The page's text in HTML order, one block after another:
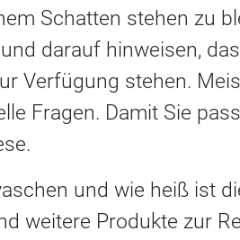
Schatten stehen zu
darauf hinweisen,
Verfügung stehen.
Fragen. Damit Sie
und wie heiß ist
weitere Produkte zur